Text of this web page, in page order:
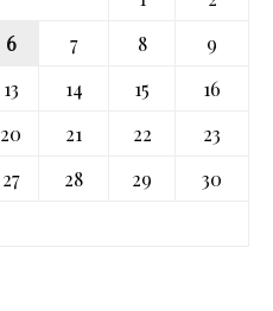
6 7 8
9
13 14 15
16
20 21 22
23
27 28 29
30